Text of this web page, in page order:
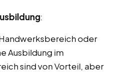
:
oder
Ausbildung im
sind von Vorteil, aber